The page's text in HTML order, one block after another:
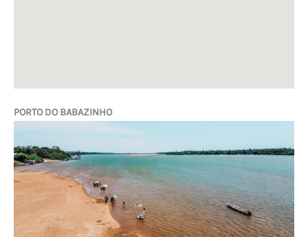
PORTO DO BABAZINHO